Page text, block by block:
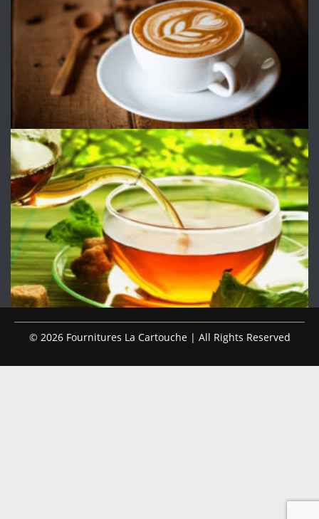
© 2026 Fournitures La Cartouche | All Rights Reserved